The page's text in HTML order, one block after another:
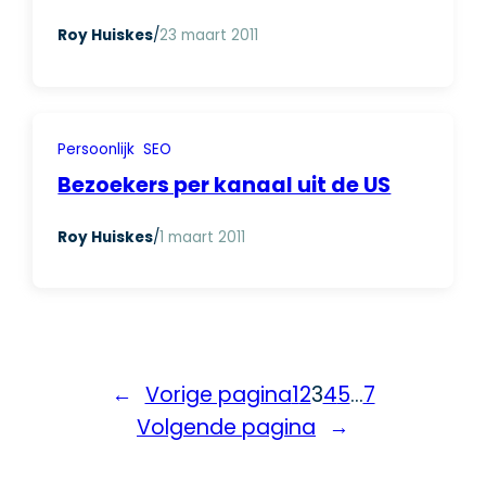
Roy Huiskes/23 maart 2011
Persoonlijk SEO
Bezoekers per kanaal uit de US
Roy Huiskes/1 maart 2011
← Vorige pagina12345…7
Volgende pagina →